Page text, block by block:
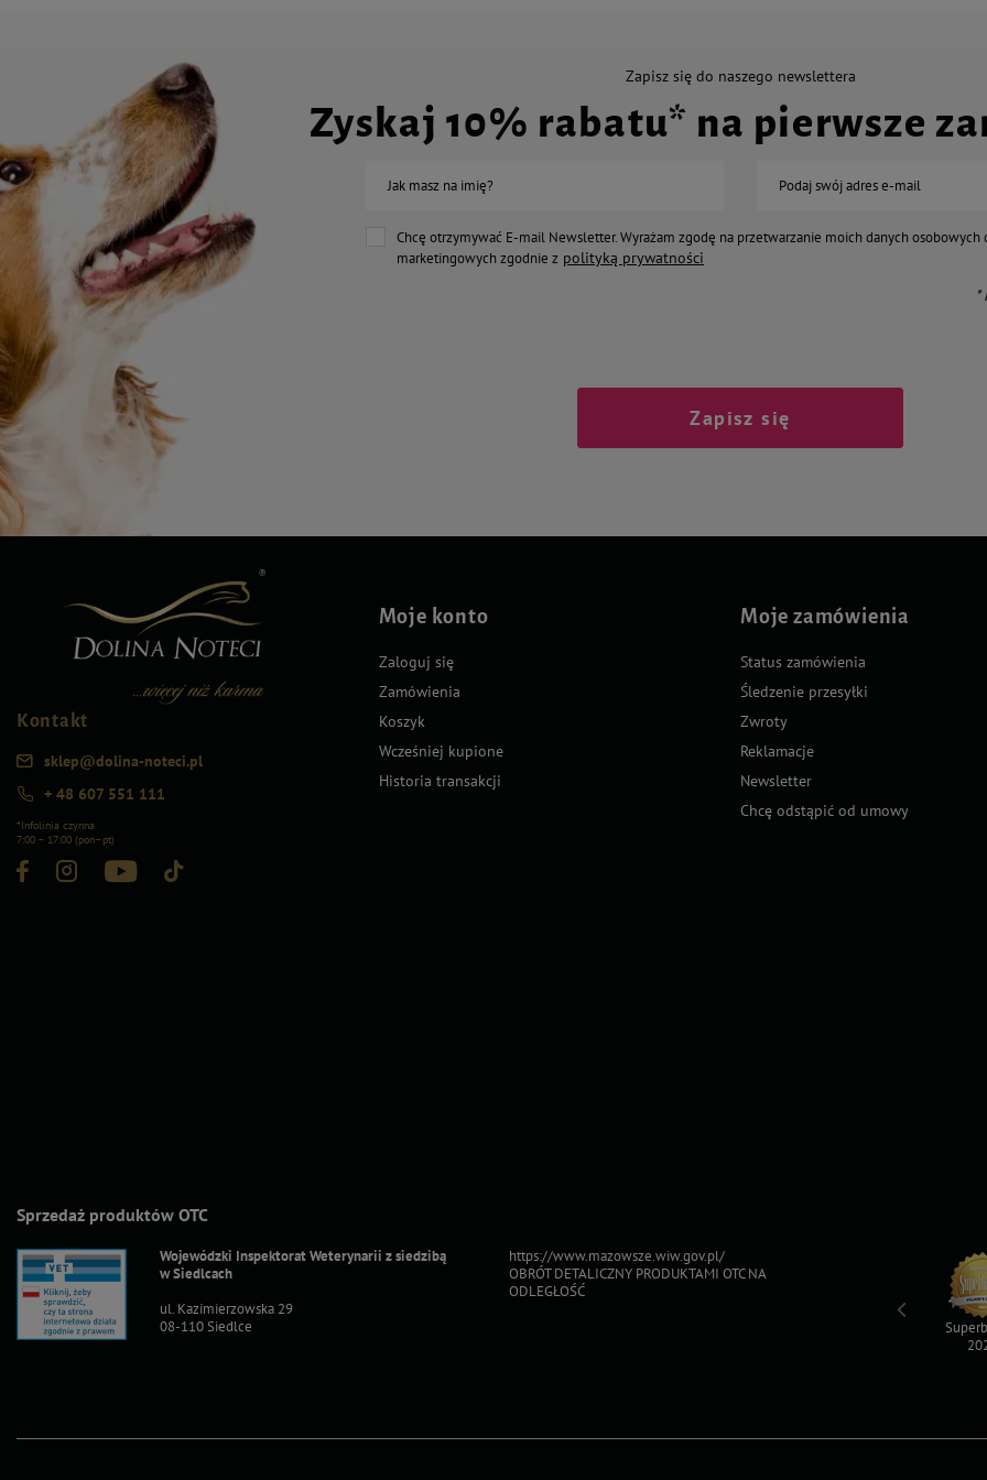
Zapisz się do naszego newslettera
Zyskaj 10% rabatu* na pierwsze
Jak masz na imię? Podaj swój adres e-mail
Chcę otrzymywać E-mail Newsletter. Wyrażam zgodę na przetwarzanie moich danych osobowych
marketingowych zgodnie z polityką prywatności
*
Zapisz się
Kontakt
sklep@dolina-noteci.pl
+ 48 607 551 111
*Infolinia czynna
7:00 – 17:00 (pon–pt)
Moje konto
Zaloguj się
Zamówienia
Koszyk
Wcześniej kupione
Historia transakcji
Moje zamówienia
Status zamówienia
Śledzenie przesyłki
Zwroty
Reklamacje
Newsletter
Chcę odstąpić od umowy
Sprzedaż produktów OTC
Wojewódzki Inspektorat Weterynarii z siedzibą
w Siedlcach
ul. Kazimierzowska 29
08-110 Siedlce
https://www.mazowsze.wiw.gov.pl/
OBRÓT DETALICZNY PRODUKTAMI OTC NA
ODLEGŁOŚĆ